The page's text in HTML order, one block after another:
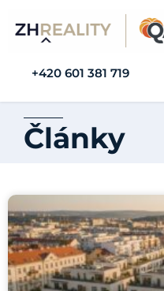
+420 601 381 719
Články